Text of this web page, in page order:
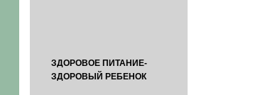
ЗДОРОВОЕ ПИТАНИЕ-
ЗДОРОВЫЙ РЕБЕНОК